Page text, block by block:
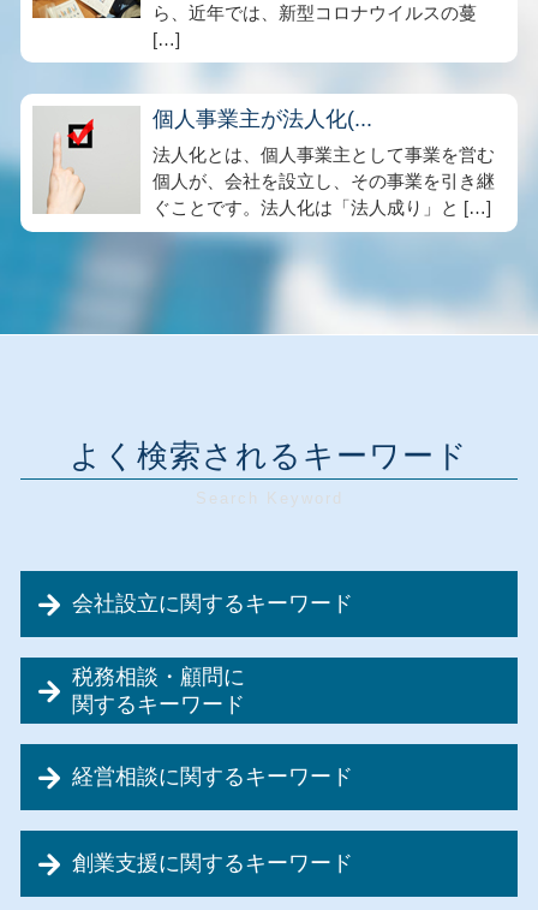
ら、近年では、新型コロナウイルスの蔓
[…]
個人事業主が法人化(...
法人化とは、個人事業主として事業を営む
個人が、会社を設立し、その事業を引き継
ぐことです。法人化は「法人成り」と […]
よく検索されるキーワード
会社設立に関するキーワード
会社設立 流れ
会社設立 必要書類
会社設立 税金対策
会社設立 代行
会社設立 個人事業主
会社設立 資本金
税務相談・顧問に
関するキーワード
税理士事務所 税務顧問
記帳代行 請負
交際費 中小企業
経営相談に関するキーワード
事業承継 デメリット
創業支援に関するキーワード